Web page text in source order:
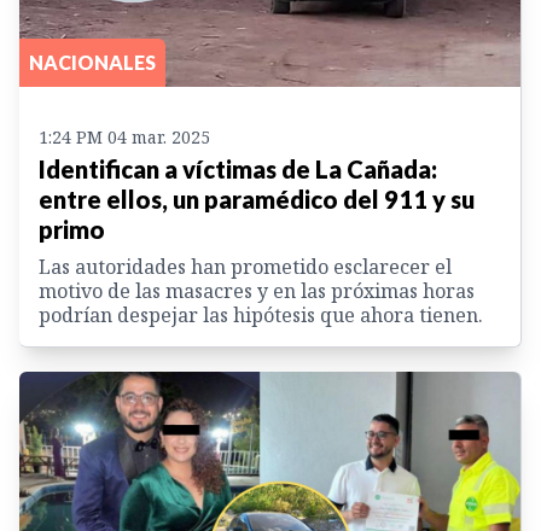
NACIONALES
1:24 PM 04 mar. 2025
Identifican a víctimas de La Cañada:
entre ellos, un paramédico del 911 y su
primo
Las autoridades han prometido esclarecer el
motivo de las masacres y en las próximas horas
podrían despejar las hipótesis que ahora tienen.